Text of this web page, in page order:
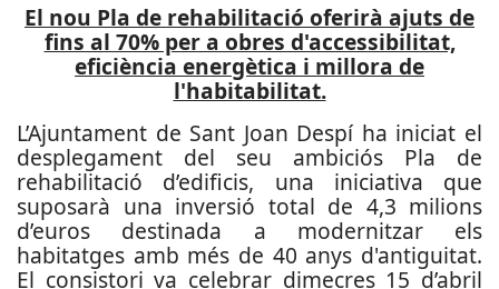
El nou Pla de rehabilitació oferirà ajuts de
fins al 70% per a obres d'accessibilitat,
eficiència energètica i millora de
l'habitabilitat.
L’Ajuntament de Sant Joan Despí ha iniciat el
desplegament del seu ambiciós Pla de
rehabilitació d’edificis, una iniciativa que
suposarà una inversió total de 4,3 milions
d’euros destinada a modernitzar els
habitatges amb més de 40 anys d'antiguitat.
El consistori va celebrar dimecres 15 d’abril